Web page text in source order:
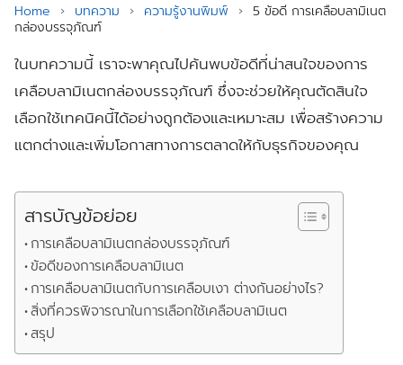
Home › บทความ › ความรู้งานพิมพ์ › 5 ข้อดี การเคลือบลามิเนต
กล่องบรรจุภัณฑ์
ในบทความนี้ เราจะพาคุณไปค้นพบข้อดีที่น่าสนใจของการ
เคลือบลามิเนตกล่องบรรจุภัณฑ์ ซึ่งจะช่วยให้คุณตัดสินใจ
เลือกใช้เทคนิคนี้ได้อย่างถูกต้องและเหมาะสม เพื่อสร้างความ
แตกต่างและเพิ่มโอกาสทางการตลาดให้กับธุรกิจของคุณ
สารบัญข้อย่อย
การเคลือบลามิเนตกล่องบรรจุภัณฑ์
ข้อดีของการเคลือบลามิเนต
การเคลือบลามิเนตกับการเคลือบเงา ต่างกันอย่างไร?
สิ่งที่ควรพิจารณาในการเลือกใช้เคลือบลามิเนต
สรุป